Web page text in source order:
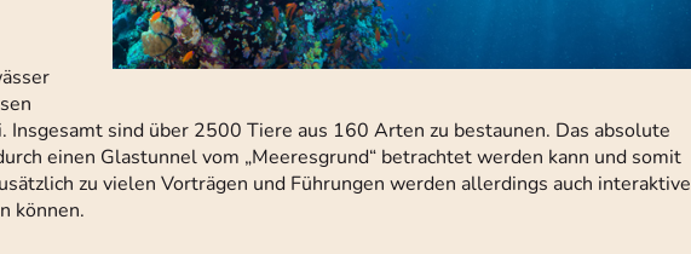
sind über 2500 Tiere aus 160 Arten zu bestaunen. Das absolute
einen Glastunnel vom „Meeresgrund“ betrachtet werden kann und somit
zu vielen Vorträgen und Führungen werden allerdings auch interaktive
können.